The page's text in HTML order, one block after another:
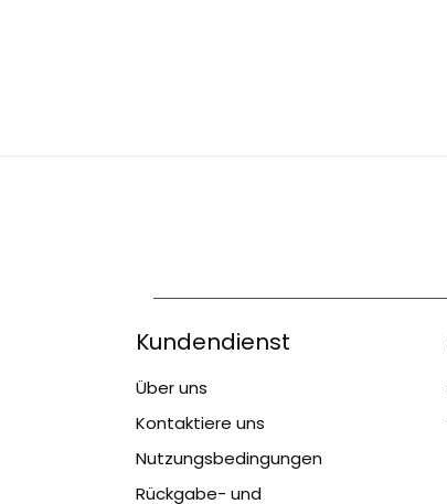
Kundendienst
Über uns
Kontaktiere uns
Nutzungsbedingungen
Rückgabe- und